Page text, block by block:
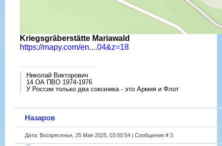
Kriegsgräberstätte Mariawald
https://mapy.com/en....04&z=18
Николай Викторович
14 ОА ПВО 1974-1976
У России только два союзника - это Армия и Флот
Назаров
Дата: Воскресенье, 25 Мая 2025, 03:50:54 | Сообщение # 3